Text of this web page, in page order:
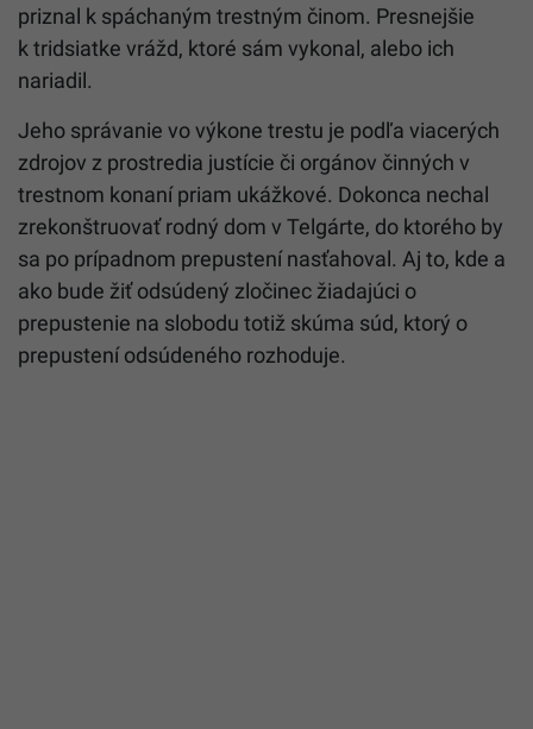
priznal k spáchaným trestným činom. Presnejšie
k tridsiatke vrážd, ktoré sám vykonal, alebo ich
nariadil.
Jeho správanie vo výkone trestu je podľa viacerých
zdrojov z prostredia justície či orgánov činných v
trestnom konaní priam ukážkové. Dokonca nechal
zrekonštruovať rodný dom v Telgárte, do ktorého by
sa po prípadnom prepustení nasťahoval. Aj to, kde a
ako bude žiť odsúdený zločinec žiadajúci o
prepustenie na slobodu totiž skúma súd, ktorý o
prepustení odsúdeného rozhoduje.